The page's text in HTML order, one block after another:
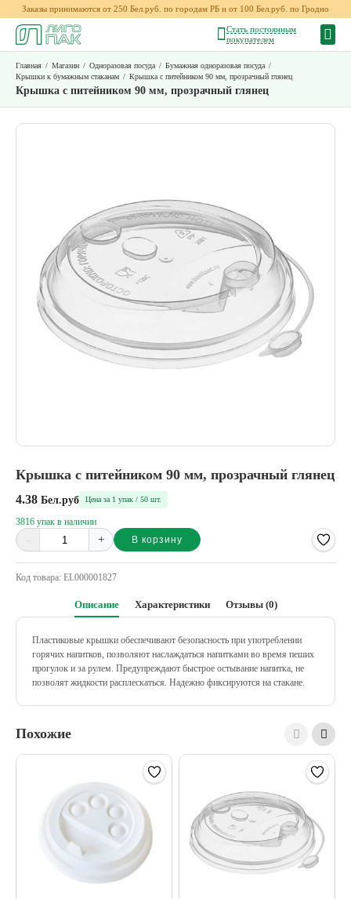
Заказы принимаются от 250 Бел.руб. по городам РБ и от 100 Бел.руб. по Гродно
Стать постоянным
покупателем
Главная / Магазин / Одноразовая посуда / Бумажная одноразовая посуда /
Крышки к бумажным стаканам / Крышка с питейником 90 мм, прозрачный глянец
Крышка с питейником 90 мм, прозрачный глянец
Крышка с питейником 90 мм, прозрачный глянец
4.38 Бел.руб Цена за 1 упак / 50 шт.
3816 упак в наличии
- + В корзину
Alternative:
Код товара: EL000001827
Описание Характеристики Отзывы (0)
Пластиковые крышки обеспечивают безопасность при употреблении
горячих напитков, позволяют наслаждаться напитками во время пеших
прогулок и за рулем. Предупреждают быстрое остывание напитка, не
позволят жидкости расплескаться. Надежно фиксируются на стакане.
Похожие